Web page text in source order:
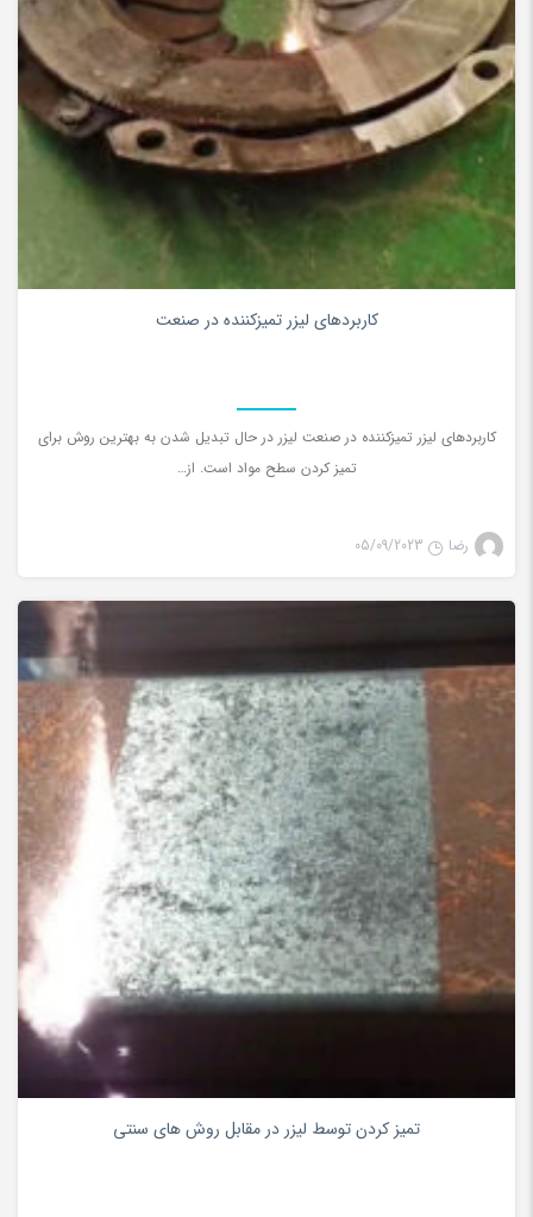
کاربردهای لیزر تمیزکننده در صنعت
کاربردهای لیزر تمیزکننده در صنعت لیزر در حال تبدیل شدن به بهترین روش برای
تمیز کردن سطح مواد است. از…
رضا 05/09/2023
تمیز کردن توسط لیزر در مقابل روش های سنتی